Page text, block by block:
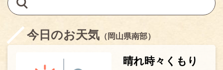
今日のお天気 （岡山県南部）
晴れ時々くもり